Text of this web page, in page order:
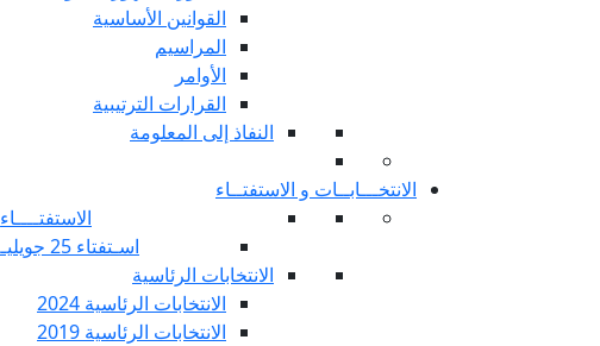
القوانين الأساسية
المراسيم
الأوامر
القرارات الترتيبية
النفاذ إلى المعلومة
الانتخـــابــات و الاستفتــاء
الاستفتــــاء
اسـتفتاء 25 جويليـة 2022
الانتخابات الرئاسية
الانتخابات الرئاسية 2024
الانتخابات الرئاسية 2019